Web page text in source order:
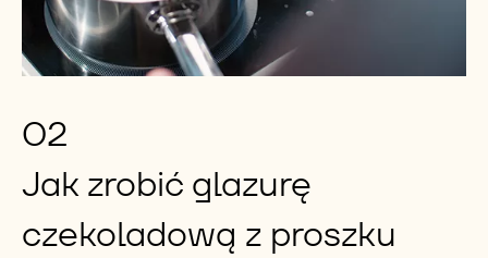
02
Jak zrobić glazurę
czekoladową z proszku